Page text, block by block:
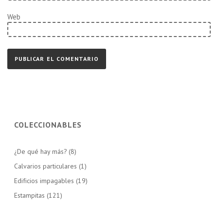
Web
COLECCIONABLES
¿De qué hay más? (8)
Calvarios particulares (1)
Edificios impagables (19)
Estampitas (121)